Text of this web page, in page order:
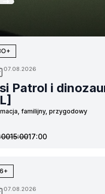
13
07.08.2026
Patrol i
familijny, przygodowy
15:0017:00
07.08.2026